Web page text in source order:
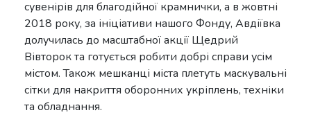
сувенірів для благодійної крамнички, а в жовтні
2018 року, за ініціативи нашого Фонду, Авдіївка
долучилась до масштабної акції Щедрий
Вівторок та готується робити добрі справи усім
містом. Також мешканці міста плетуть маскувальні
сітки для накриття оборонних укріплень, техніки
та обладнання.